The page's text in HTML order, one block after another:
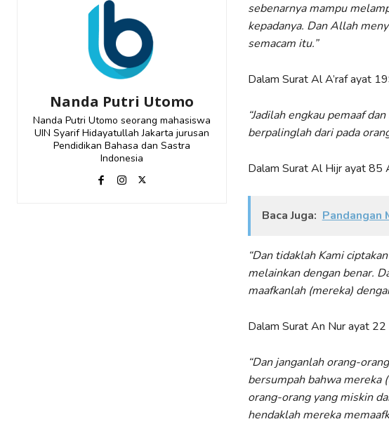
Nanda Putri Utomo
Nanda Putri Utomo seorang mahasiswa
UIN Syarif Hidayatullah Jakarta jurusan
Pendidikan Bahasa dan Sastra
Indonesia
sebenarnya mampu
kepadanya. Dan Allah
semacam itu.”
Dalam Surat Al A’raf ayat
“Jadilah engkau pemaaf
berpalinglah dari pada
Dalam Surat Al Hijr ayat 85
Baca Juga: Pandangan
“Dan tidaklah Kami
melainkan dengan benar.
maafkanlah (mereka)
Dalam Surat An Nur ayat
“Dan janganlah orang-
bersumpah bahwa mereka
orang-orang yang miskin
hendaklah mereka